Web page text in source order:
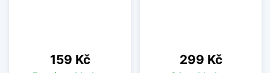
Cena
159 Kč Cena
299 Kč